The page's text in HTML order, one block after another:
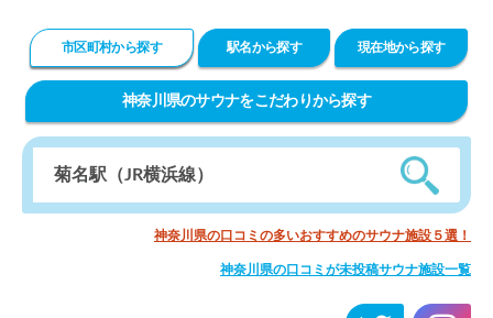
市区町村から探す 駅名から探す 現在地から探す
神奈川県のサウナをこだわりから探す
神奈川県の口コミの多いおすすめのサウナ施設５選！
神奈川県の口コミが未投稿サウナ施設一覧